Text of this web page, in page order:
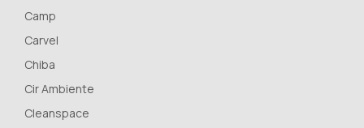
Camp
Carvel
Chiba
Cir Ambiente
Cleanspace